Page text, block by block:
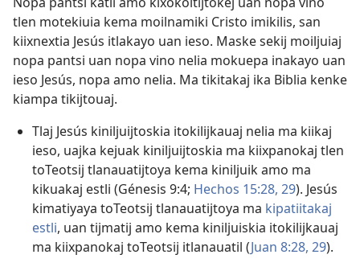
tlen motekiuia kema moilnamiki Cristo imikilis, san
kiixnextia Jesús itlakayo uan ieso. Maske sekij moiljuiaj
nopa pantsi uan nopa vino nelia mokuepa inakayo uan
ieso Jesús, nopa amo nelia. Ma tikitakaj ika Biblia kenke
kiampa tikijtouaj.
Tlaj Jesús kiniljuijtoskia itokilijkauaj nelia ma kiikaj
ieso, uajka kejuak kiniljuijtoskia ma kiixpanokaj tlen
toTeotsij tlanauatijtoya kema kiniljuik amo ma
kikuakaj estli (Génesis 9:4; Hechos 15:28, 29). Jesús
kimatiyaya toTeotsij tlanauatijtoya ma kipatiitakaj
estli, uan tijmatij amo kema kiniljuiskia itokilijkauaj
ma kiixpanokaj toTeotsij itlanauatil (Juan 8:​28, 29).